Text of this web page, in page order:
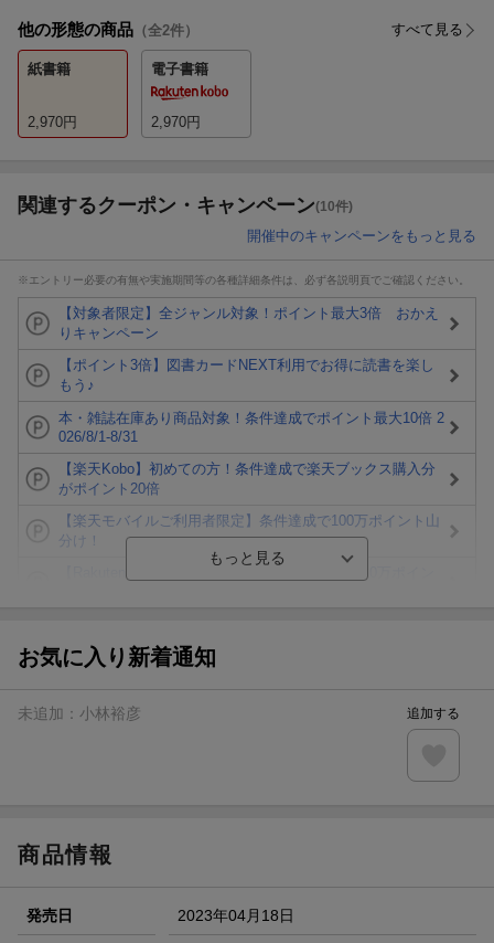
他の形態の商品 （全2件） すべて見る
紙書籍
2,970円
電子書籍
2,970円
関連するクーポン・キャンペーン(10件)
開催中のキャンペーンをもっと見る
※エントリー必要の有無や実施期間等の各種詳細条件は、必ず各説明頁でご確認ください。
【対象者限定】全ジャンル対象！ポイント最大3倍 おかえ
りキャンペーン
【ポイント3倍】図書カードNEXT利用でお得に読書を楽し
もう♪
本・雑誌在庫あり商品対象！条件達成でポイント最大10倍 2
026/8/1-8/31
【楽天Kobo】初めての方！条件達成で楽天ブックス購入分
がポイント20倍
【楽天モバイルご利用者限定】条件達成で100万ポイント山
分け！
が当たる！
楽天モバイル紹介キャンペーンの拡散で300円OFFクーポン
条件達成で楽天限定・宝塚歌劇 宙組貸切公演ペアチケット
お気に入り新着通知
未追加： 小林裕彦 追加する
商品情報
発売日 2023年04月18日